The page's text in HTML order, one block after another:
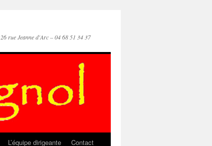
26 rue Jeanne d'Arc – 04 68 51 34 37
L’équipe dirigeante
Contact